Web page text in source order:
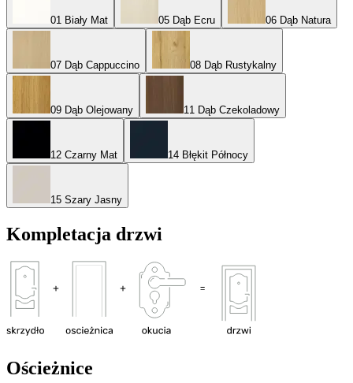
01 Biały Mat 05 Dąb Ecru 06 Dąb Natura
07 Dąb Cappuccino 08 Dąb Rustykalny
09 Dąb Olejowany 11 Dąb Czekoladowy
12 Czarny Mat 14 Błękit Północy
15 Szary Jasny
Kompletacja drzwi
Ościeżnice